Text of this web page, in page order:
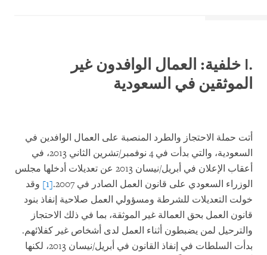
.I خلفية: العمال الوافدون غير
الموثقين في السعودية
أتت حملة الاحتجاز والطرد المنصبة على العمال الوافدين في
السعودية، والتي بدأت في 4 نوفمبر/تشرين الثاني 2013، في
أعقاب الإعلان في أبريل/نيسان 2013 عن تعديلات أدخلها مجلس
الوزراء السعودي على قانون العمل الصادر في 2007.
[1]
وقد
خولت التعديلات للشرطة ومسؤولي العمل صلاحية إنفاذ بنود
قانون العمل بحق العمالة غير الموثقة، بما في ذلك الاحتجاز
والترحيل لمن يضبطون أثناء العمل لدى أشخاص غير كفلائهم.
بدأت السلطات في إنفاذ القانون في أبريل/نيسان 2013، لكنها